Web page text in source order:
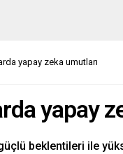
yapay zeka umutları
yapay
beklentileri ile